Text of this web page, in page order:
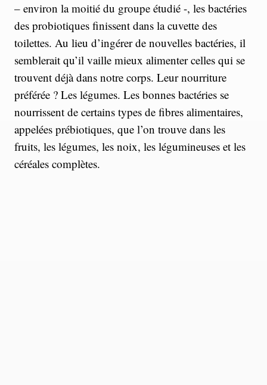
– environ la moitié du groupe étudié -, les bactéries
des probiotiques finissent dans la cuvette des
toilettes. Au lieu d’ingérer de nouvelles bactéries, il
semblerait qu’il vaille mieux alimenter celles qui se
trouvent déjà dans notre corps. Leur nourriture
préférée ? Les légumes. Les bonnes bactéries se
nourrissent de certains types de fibres alimentaires,
appelées prébiotiques, que l’on trouve dans les
fruits, les légumes, les noix, les légumineuses et les
céréales complètes.